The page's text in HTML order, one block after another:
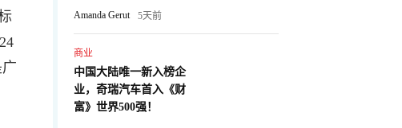
Amanda Gerut 5天前
商业
中国大陆唯一新入榜企
业，奇瑞汽车首入《财
富》世界500强！